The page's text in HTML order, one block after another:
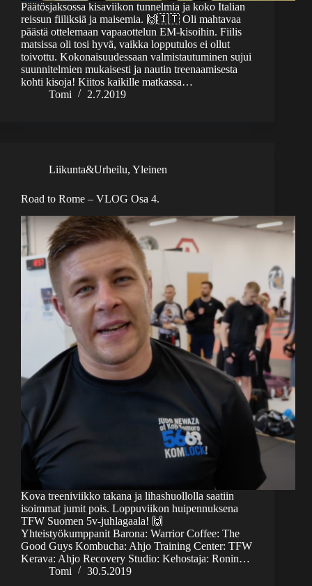
Päätösjaksossa kisaviikon tunnelmia ja koko Italian
reissun fiiliksiä ja maisemia. 🙌🇮🇹 Oli mahtavaa
päästä ottelemaan vapaaottelun EM-kisoihin. Fiilis
matsissa oli tosi hyvä, vaikka lopputulos ei ollut
toivottu. Kokonaisuudessaan valmistautuminen sujui
suunnitelmien mukaisesti ja nautin treenaamisesta
kohti kisoja! Kiitos kaikille matkassa…
Tomi
2.7.2019
Liikunta&Urheilu, Yleinen
Road to Rome – VLOG Osa 4.
Kova treeniviikko takana ja lihashuollolla saatiin
isoimmat jumit pois. Loppuviikon huipennuksena
TFW Suomen 5v-juhlagaala! 🙌
Yhteistyökumppanit Barona: Warrior Coffee: The
Good Guys Kombucha: Ahjo Training Center: TFW
Kerava: Ahjo Recovery Studio: Kehostaja: Ronin…
Tomi
30.5.2019